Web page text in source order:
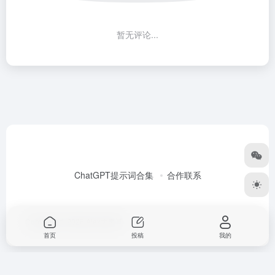
暂无评论...
ChatGPT提示词合集 合作联系
Copyright © 2026
首页 投稿 我的